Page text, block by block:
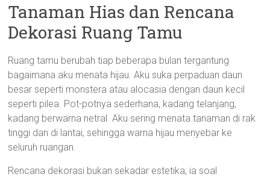
Tanaman Hias dan Rencana
Dekorasi Ruang Tamu
Ruang tamu berubah tiap beberapa bulan tergantung
bagaimana aku menata hijau. Aku suka perpaduan daun
besar seperti monstera atau alocasia dengan daun kecil
seperti pilea. Pot-potnya sederhana, kadang telanjang,
kadang berwarna netral. Aku sering menata tanaman di rak
tinggi dan di lantai, sehingga warna hijau menyebar ke
seluruh ruangan.
Rencana dekorasi bukan sekadar estetika; ia soal